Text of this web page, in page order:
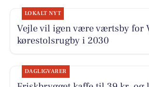
LOKALT NYT
Vejle vil igen være værtsby for
kørestolsrugby i 2030
DAGLIGVARER